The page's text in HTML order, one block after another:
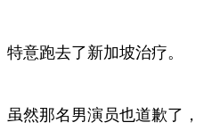
特意跑去了新加坡治疗。
虽然那名男演员也道歉了，